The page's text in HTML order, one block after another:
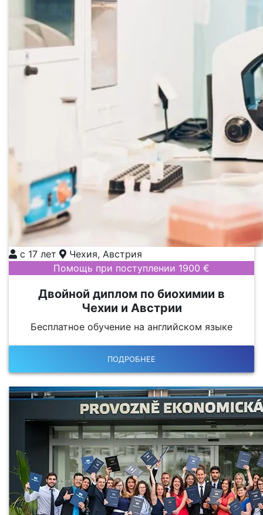
с 17 лет
Чехия, Австрия
Помощь при поступлении 1900 €
Двойной диплом по биохимии в
Чехии и Австрии
Бесплатное обучение на английском языке
ПОДРОБНЕЕ